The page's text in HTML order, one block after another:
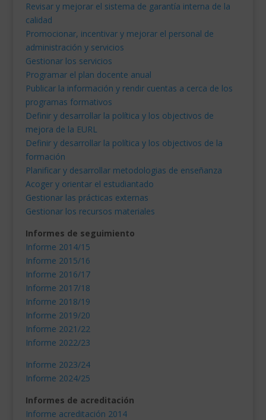
Revisar y mejorar el sistema de garantía interna de la
calidad
Promocionar, incentivar y mejorar el personal de
administración y servicios
Gestionar los servicios
Programar el plan docente anual
Publicar la información y rendir cuentas a cerca de los
programas formativos
Definir y desarrollar la política y los objectivos de
mejora de la EURL
Definir y desarrollar la política y los objectivos de la
formación
Planificar y desarrollar metodologias de enseñanza
Acoger y orientar el estudiantado
Gestionar las prácticas externas
Gestionar los recursos materiales
Informes de seguimiento
Informe 2014/15
Informe 2015/16
Informe 2016/17
Informe 2017/18
Informe 2018/19
Informe 2019/20
Informe 2021/22
Informe 2022/23
Informe 2023/24
Informe 2024/25
Informes de acreditación
Informe acreditación 2014